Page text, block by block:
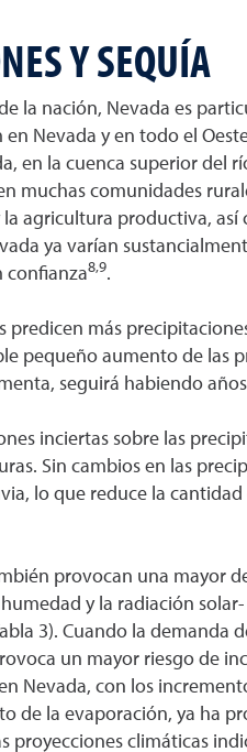
Y SEQUÍA
la nación, Nevada es
Nevada y en todo el
en la cuenca superior del
muchas comunidades
agricultura productiva, así
ya varían
confianza8,9.
predicen más
pequeño aumento de las
seguirá habiendo años
inciertas sobre las
Sin cambios en las
lo que reduce la
provocan una mayor
y la radiación
3). Cuando la demanda
un mayor riesgo de
Nevada, con los
de la evaporación, ya ha
proyecciones climáticas